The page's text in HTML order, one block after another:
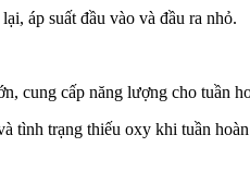
áp suất đầu vào và đầu ra nhỏ.
cung cấp năng lượng cho tuần
trạng thiếu oxy khi tuần